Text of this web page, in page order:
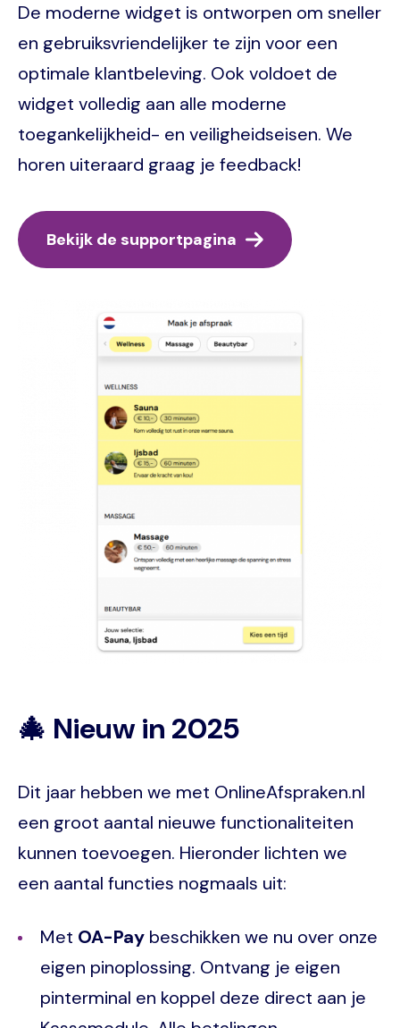
De moderne widget is ontworpen om sneller
en gebruiksvriendelijker te zijn voor een
optimale klantbeleving. Ook voldoet de
widget volledig aan alle moderne
toegankelijkheid- en veiligheidseisen. We
horen uiteraard graag je feedback!
Bekijk de supportpagina
🎄 Nieuw in 2025
Dit jaar hebben we met OnlineAfspraken.nl
een groot aantal nieuwe functionaliteiten
kunnen toevoegen. Hieronder lichten we
een aantal functies nogmaals uit:
Met OA-Pay beschikken we nu over onze
eigen pinoplossing. Ontvang je eigen
pinterminal en koppel deze direct aan je